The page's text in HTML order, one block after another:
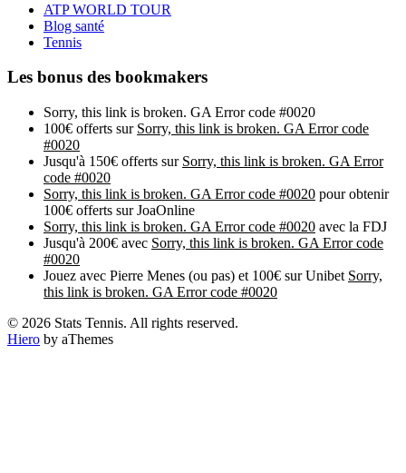
ATP WORLD TOUR
Blog santé
Tennis
Les bonus des bookmakers
Sorry, this link is broken. GA Error code #0020
100€ offerts sur Sorry, this link is broken. GA Error code
#0020
Jusqu'à 150€ offerts sur Sorry, this link is broken. GA Error
code #0020
Sorry, this link is broken. GA Error code #0020 pour obtenir
100€ offerts sur JoaOnline
Sorry, this link is broken. GA Error code #0020 avec la FDJ
Jusqu'à 200€ avec Sorry, this link is broken. GA Error code
#0020
Jouez avec Pierre Menes (ou pas) et 100€ sur Unibet Sorry,
this link is broken. GA Error code #0020
© 2026 Stats Tennis. All rights reserved.
Hiero by aThemes